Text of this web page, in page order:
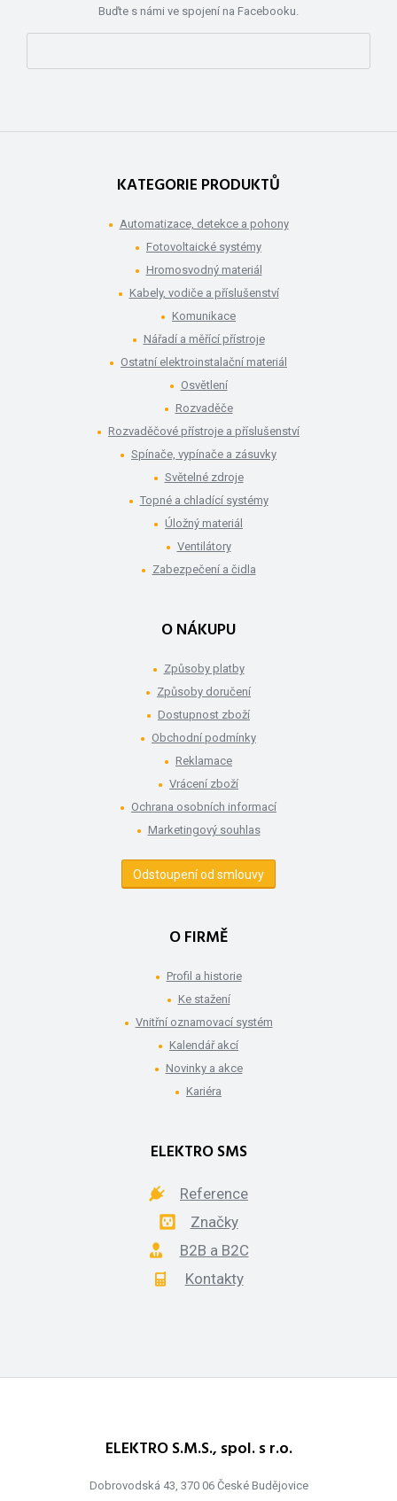
Buďte s námi ve spojení na Facebooku.
KATEGORIE PRODUKTŮ
Automatizace, detekce a pohony
Fotovoltaické systémy
Hromosvodný materiál
Kabely, vodiče a příslušenství
Komunikace
Nářadí a měřící přístroje
Ostatní elektroinstalační materiál
Osvětlení
Rozvaděče
Rozvaděčové přístroje a příslušenství
Spínače, vypínače a zásuvky
Světelné zdroje
Topné a chladící systémy
Úložný materiál
Ventilátory
Zabezpečení a čidla
O NÁKUPU
Způsoby platby
Způsoby doručení
Dostupnost zboží
Obchodní podmínky
Reklamace
Vrácení zboží
Ochrana osobních informací
Marketingový souhlas
Odstoupení od smlouvy
O FIRMĚ
Profil a historie
Ke stažení
Vnitřní oznamovací systém
Kalendář akcí
Novinky a akce
Kariéra
ELEKTRO SMS
Reference
Značky
B2B a B2C
Kontakty
ELEKTRO S.M.S., spol. s r.o.
Dobrovodská 43, 370 06 České Budějovice